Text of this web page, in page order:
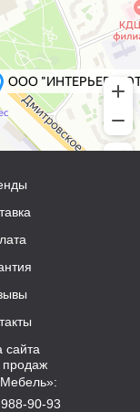
сайта
90-93